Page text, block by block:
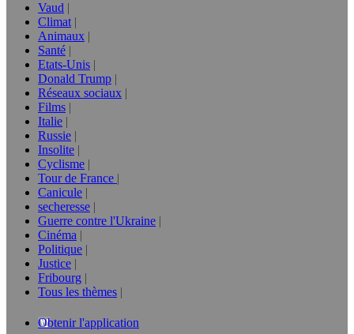
Vaud
Climat
Animaux
Santé
Etats-Unis
Donald Trump
Réseaux sociaux
Films
Italie
Russie
Insolite
Cyclisme
Tour de France
Canicule
secheresse
Guerre contre l'Ukraine
Cinéma
Politique
Justice
Fribourg
Tous les thèmes
Obtenir l'application